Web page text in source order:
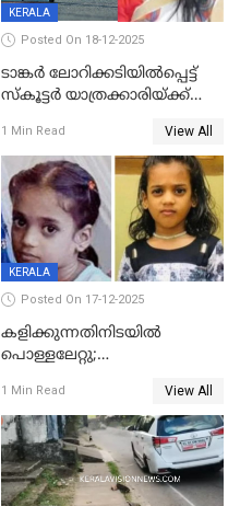
KERALA
Posted On 18-12-2025
ടാങ്കർ ലോറിക്കടിയിൽപ്പെട്ട്
സ്കൂട്ടർ യാത്രക്കാരിയ്ക്ക്
കണ്ടോത്ത് ദേശീയ പാതയിൽ
1 Min Read View All
KERALA
Posted On 17-12-2025
കളിക്കുന്നതിനിടയിൽ
പൊള്ളലേറ്റു;
ക്ലാസ് വിദ്യാർത്ഥിനി മരിച്ചു
1 Min Read View All